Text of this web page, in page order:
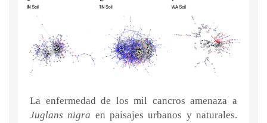
La enfermedad de los mil cancros amenaza a
Juglans nigra en paisajes urbanos y naturales.